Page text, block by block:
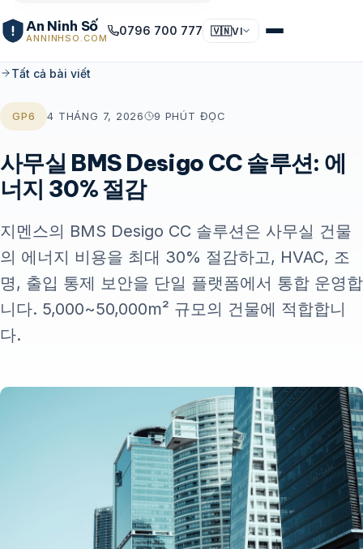
An Ninh Số
ANNINHSO.COM
0796 700 777 🇻🇳VI
Tất cả bài viết
GP6 4 THÁNG 7, 2026 9 PHÚT ĐỌC
사무실 BMS Desigo CC 솔루션: 에
너지 30% 절감
지멘스의 BMS Desigo CC 솔루션은 사무실 건물
의 에너지 비용을 최대 30% 절감하고, HVAC, 조
명, 출입 통제 보안을 단일 플랫폼에서 통합 운영합
니다. 5,000~50,000m² 규모의 건물에 적합합니
다.